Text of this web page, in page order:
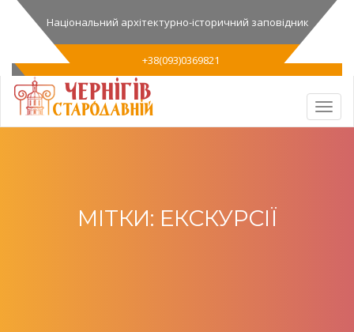
Національний архітектурно-історичний заповідник
+38(093)0369821
МІТКИ: ЕКСКУРСІЇ